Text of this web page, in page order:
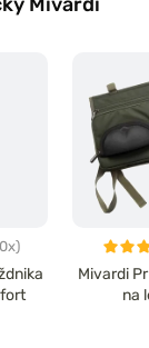
Mivardi
na